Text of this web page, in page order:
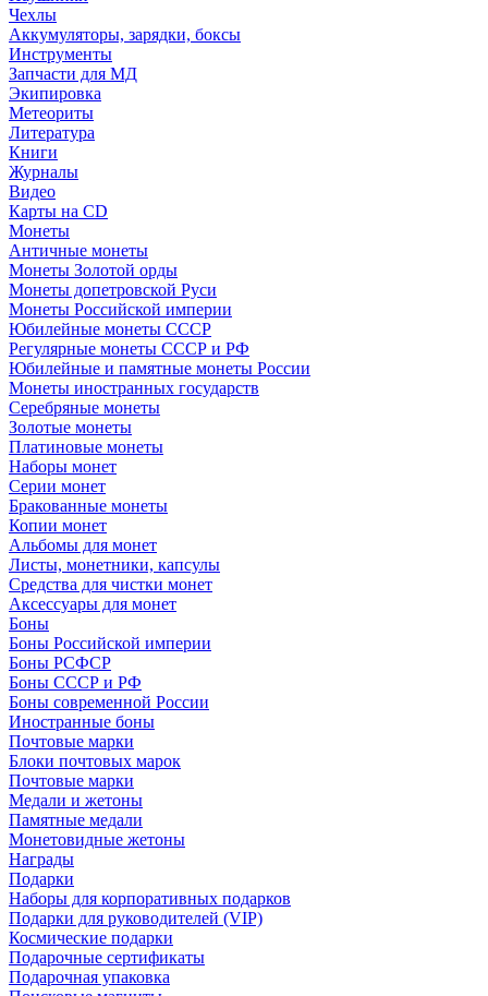
Чехлы
Аккумуляторы, зарядки, боксы
Инструменты
Запчасти для МД
Экипировка
Метеориты
Литература
Книги
Журналы
Видео
Карты на CD
Монеты
Античные монеты
Монеты Золотой орды
Монеты допетровской Руси
Монеты Российской империи
Юбилейные монеты СССР
Регулярные монеты СССР и РФ
Юбилейные и памятные монеты России
Монеты иностранных государств
Серебряные монеты
Золотые монеты
Платиновые монеты
Наборы монет
Серии монет
Бракованные монеты
Копии монет
Альбомы для монет
Листы, монетники, капсулы
Средства для чистки монет
Аксессуары для монет
Боны
Боны Российской империи
Боны РСФСР
Боны СССР и РФ
Боны современной России
Иностранные боны
Почтовые марки
Блоки почтовых марок
Почтовые марки
Медали и жетоны
Памятные медали
Монетовидные жетоны
Награды
Подарки
Наборы для корпоративных подарков
Подарки для руководителей (VIP)
Космические подарки
Подарочные сертификаты
Подарочная упаковка